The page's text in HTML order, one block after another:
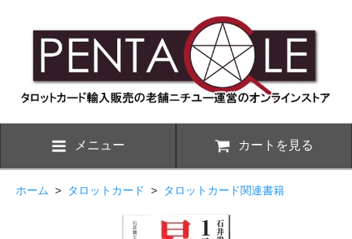
メニュー カートを見る
ホーム > タロットカード > タロットカード関連書籍